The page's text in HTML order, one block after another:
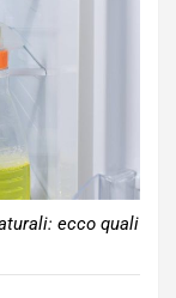
ecco quali